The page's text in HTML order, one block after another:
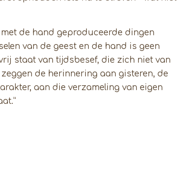
de hand geproduceerde dingen
van de geest en de hand is geen
staat van tijdsbesef, die zich niet van
de herinnering aan gisteren, de
aan die verzameling van eigen